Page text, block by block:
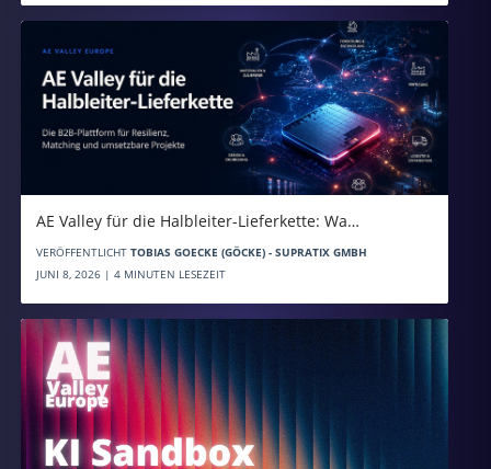
AE Valley für die Halbleiter-Lieferkette: Wa…
VERÖFFENTLICHT TOBIAS GOECKE (GÖCKE) - SUPRATIX GMBH
JUNI 8, 2026 | 4 MINUTEN LESEZEIT